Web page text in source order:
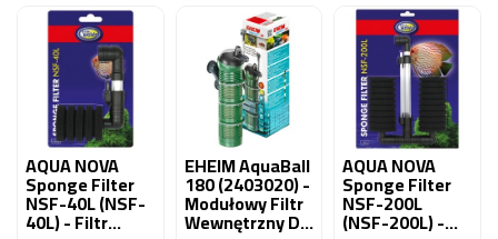
AQUA NOVA
Sponge Filter
NSF-40L (NSF-
40L) - Filtr
EHEIM AquaBall
180 (2403020) -
Modułowy Filtr
Wewnętrzny Do
AQUA NOVA
Sponge Filter
NSF-200L
(NSF-200L) -